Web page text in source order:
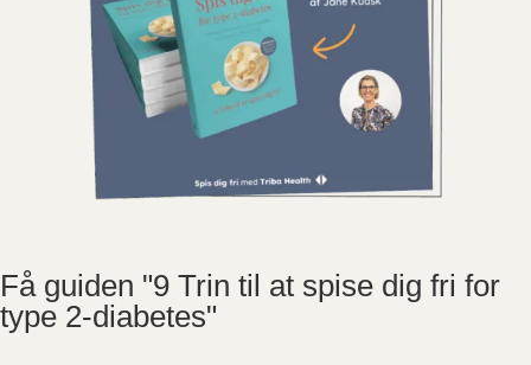
Få guiden "9 Trin til at spise dig fri for
type 2-diabetes"